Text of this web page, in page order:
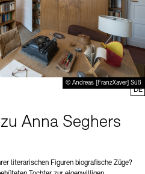
© Andreas [FranzXaver] Süß
Anna Seghers
literarischen Figuren biografische Züge?
DE